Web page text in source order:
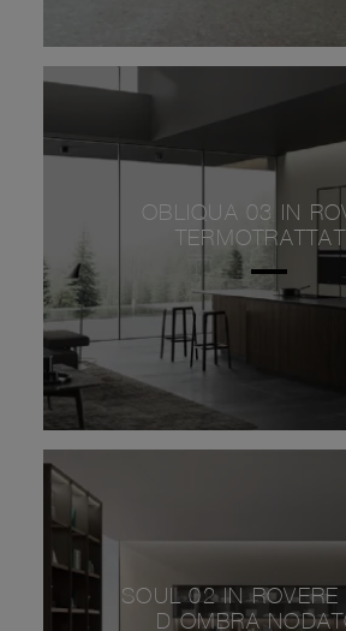
OBLIQUA 03 IN
SOUL 02 IN ROVERE
D OMBRA